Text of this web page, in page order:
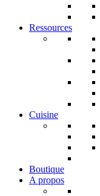
Ressources
Cuisine
Boutique
A propos